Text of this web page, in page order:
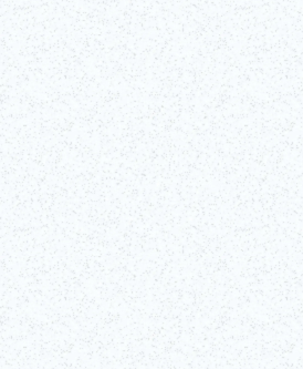
©Edo-Tokyo Museum
Vollständige Details überprüfen
Website besuchen
Alle anzeigen